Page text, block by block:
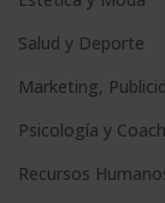
Salud y Deporte
Marketing,
Psicología y
Recursos